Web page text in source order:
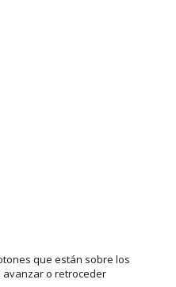
que están sobre los
avanzar o retroceder